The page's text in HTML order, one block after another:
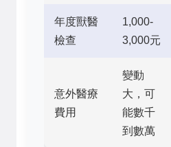
年度獸醫
檢查
1,000-
3,000元
意外醫療
費用
變動
大，可
能數千
到數萬